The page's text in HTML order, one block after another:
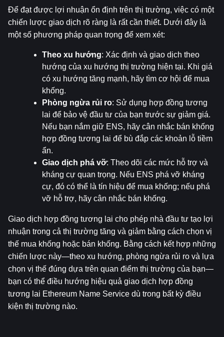
Để đạt được lợi nhuận ổn định trên thị trường, việc có một
chiến lược giao dịch rõ ràng là rất cần thiết. Dưới đây là
một số phương pháp quan trọng để xem xét:
Theo xu hướng: Xác định và giao dịch theo
hướng của xu hướng thị trường hiện tại. Khi giá
có xu hướng tăng mạnh, hãy tìm cơ hội để mua
khống.
Phòng ngừa rủi ro: Sử dụng hợp đồng tương
lai để bảo vệ đầu tư của bạn trước sự giảm giá.
Nếu bạn nắm giữ ENS, hãy cân nhắc bán khống
hợp đồng tương lai để bù đắp các khoản lỗ tiềm
ẩn.
Giao dịch phá vỡ: Theo dõi các mức hỗ trợ và
kháng cự quan trọng. Nếu ENS phá vỡ kháng
cự, đó có thể là tín hiệu để mua khống; nếu phá
vỡ hỗ trợ, hãy cân nhắc bán khống.
Giao dịch hợp đồng tương lai cho phép nhà đầu tư tạo lợi
nhuận trong cả thị trường tăng và giảm bằng cách chọn vị
thế mua khống hoặc bán khống. Bằng cách kết hợp những
chiến lược này—theo xu hướng, phòng ngừa rủi ro và lựa
chọn vị thế đúng dựa trên quan điểm thị trường của bạn—
bạn có thể điều hướng hiệu quả giao dịch hợp đồng
tương lai Ethereum Name Service dù trong bất kỳ điều
kiện thị trường nào.